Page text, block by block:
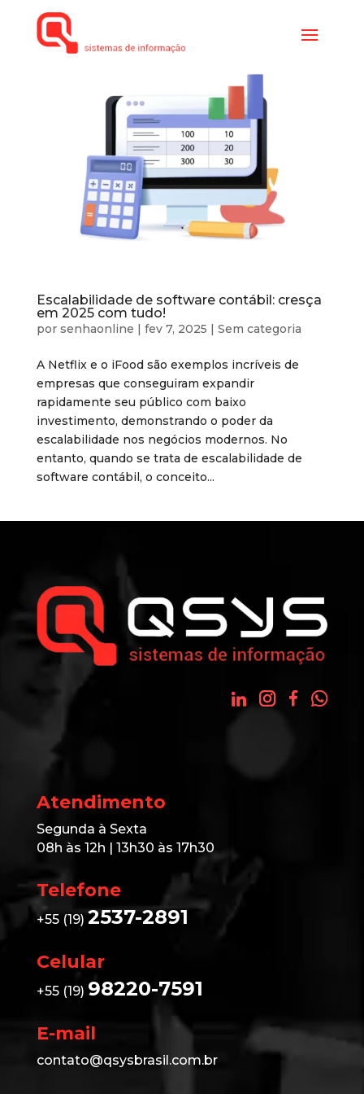
Escalabilidade de software contábil: cresça
em 2025 com tudo!
por senhaonline | fev 7, 2025 | Sem categoria
A Netflix e o iFood são exemplos incríveis de
empresas que conseguiram expandir
rapidamente seu público com baixo
investimento, demonstrando o poder da
escalabilidade nos negócios modernos. No
entanto, quando se trata de escalabilidade de
software contábil, o conceito...
Atendimento
Segunda à Sexta
08h às 12h | 13h30 às 17h30
Telefone
+55 (19) 2537-2891
Celular
+55 (19) 98220-7591
E-mail
contato@qsysbrasil.com.br